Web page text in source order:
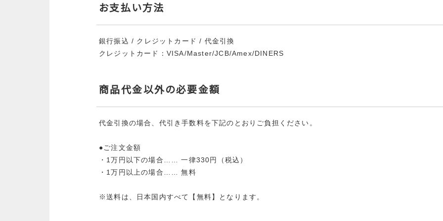
RANKING
商品ランキング セール商品
新着商品
CHECKED
PRODUCTS
最近チェックした商品
ORDER
SHOPPING
お支払い方法
銀行振込 / クレジットカード / 代金引換
クレジットカード： VISA/Master/JCB/Amex/DINERS
商品代金以外の必要金額
代金引換の場合、代引き手数料を下記のとおりご負担ください。
●ご注文金額
・1万円以下の場合…… 一律330円（税込）
・1万円以上の場合…… 無料
※送料は、日本国内すべて【無料】となります。